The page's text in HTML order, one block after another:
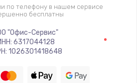
по телефону в нашем сервисе
бесплатны
"Офис-Сервис"
6317044128
1026301418648